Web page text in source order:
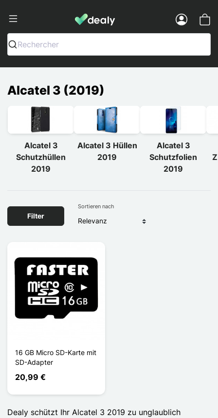
Dealy - Hüllen und Zubehör für
Rechercher
Alcatel 3 (2019)
Alcatel 3
Schutzhüllen
2019
Alcatel 3 Hüllen
2019
Alcatel 3
Schutzfolien
2019
Filter
Sortieren nach
16 GB Micro SD-Karte mit
SD-Adapter
20,99 €
Dealy schützt Ihr Alcatel 3 2019 zu unglaublich